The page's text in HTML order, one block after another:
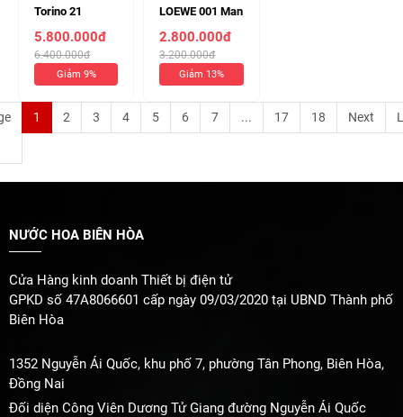
Torino 21
XERJOFF EDP
100ml ( Chiết
10ml 630k )
5.800.000đ
6.400.000đ
Giảm 9%
LOEWE 001 Man
EDT 100ml (
Chiết 10ml 330k
)
2.800.000đ
3.200.000đ
Giảm 13%
1 2 3 4 5 6 7 ... 17 18 Next
NƯỚC HOA BIÊN HÒA
Cửa Hàng kinh doanh Thiết bị điện tử
GPKD số 47A8066601 cấp ngày 09/03/2020 tại UBND Thành phố
Biên Hòa
1352 Nguyễn Ái Quốc, khu phố 7, phường Tân Phong, Biên Hòa,
Đồng Nai
Đối diện Công Viên Dương Tử Giang đường Nguyễn Ái Quốc